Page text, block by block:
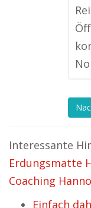
Interessante
Erdungsmatte
Coaching
Einfach